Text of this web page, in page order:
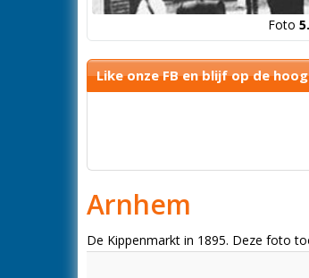
Foto
Like onze FB en blijf op de
Arnhem
De Kippenmarkt in 1895. Deze foto